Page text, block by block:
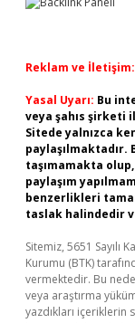
Reklam ve İletişim:
Yasal Uyarı: Bu
veya şahıs şirketi
Sitede yalnızca
taşımamakta
paylaşım
benzerlikleri
taslak halindedir
Sitemiz, 5651 Sayılı
Kurumu (BTK)
vermektedir. Bu
veya araştırma
yazdıkları